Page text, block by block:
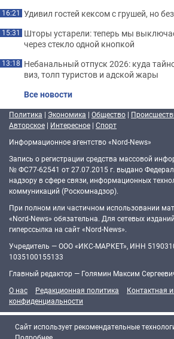
16:21 Удивил гостей кексом с грушей, но
15:31 Шторы устарели: теперь мы
через стекло одной кнопкой
13:18 Небанальный отпуск 2026: куда
виз, толп туристов и адской жары
Все новости
Политика | Экономика | Общество |
Авторское | Интересное | Спорт
Информационное агентство «Nord-News»
Запись о регистрации средства массовой
№ ФС77-62541 от 27.07.2015 г. выдано
надзору в сфере связи, информационных
коммуникаций (Роскомнадзор).
При полном или частичном использовании
«Nord-News» обязательна. Для сетевых
гиперссылка на сайт «Nord-News».
Учредитель — ООО «ИКС-МАРКЕТ», ИНН
1035100155133
Главный редактор — Голямин Максим
О нас
Редакционная политика Контактная
конфиденциальности
Cайт использует рекомендательные